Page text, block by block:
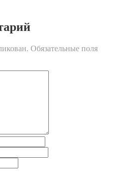
Обязательные поля